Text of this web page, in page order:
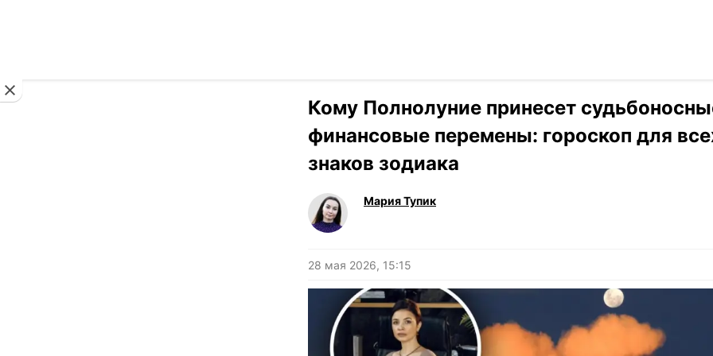
Кому Полнолуние принесет
финансовые перемены: гороскоп для
знаков зодиака
Мария Тупик
28 мая 2026, 15:15